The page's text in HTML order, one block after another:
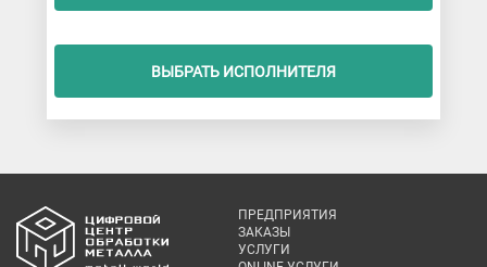
ВЫБРАТЬ ИСПОЛНИТЕЛЯ
ПРЕДПРИЯТИЯ
ЗАКАЗЫ
УСЛУГИ